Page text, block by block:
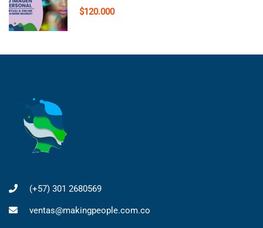
$120.000
(+57) 301 2680569
ventas@makingpeople.com.co